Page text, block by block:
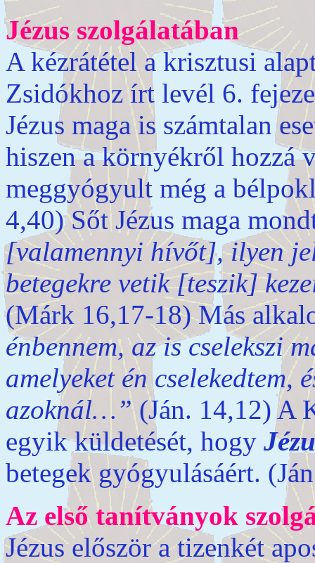
Jézus szolgálatában
A kézrátétel a krisztusi
Zsidókhoz írt levél 6.
Jézus maga is számtalan
hiszen a környékről hozzá
meggyógyult még a
4,40) Sőt Jézus maga
[valamennyi hívőt], ilyen
betegekre vetik [teszik]
(Márk 16,17-18) Más
énbennem, az is cselekszi
amelyeket én cselekedtem,
azoknál…”(Ján. 14,12) A
egyik küldetését, hogy
betegek gyógyulásáért.
Az első tanítványok
Jézus először a tizenkét